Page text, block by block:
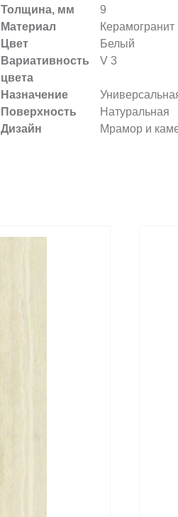
Толщина, мм
9
Материал
Керамогранит
Цвет
Белый
Вариативность
цвета
V 3
Назначение
Поверхность
Натуральная
Дизайн
Мрамор и